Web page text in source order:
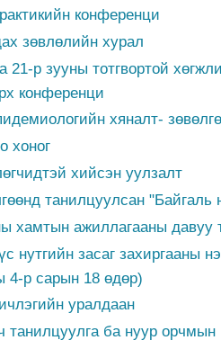
конференци
зөвлөлийн хурал
21-р зууны тотгвортой
конференци
хяналт-
хоног
хийсэн уулзалт
танилцуулсан "Байгаль
хамтын ажиллагааны давуу
нутгийн засаг захиргааны
4-р сарын 18 өдөр)
уралдаан
танилцуулга ба нуур орчмын